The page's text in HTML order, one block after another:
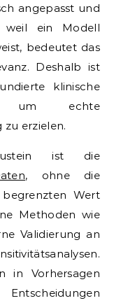
angepasst und
weil ein Modell
bedeutet das
Deshalb ist
klinische
um echte
zu erzielen.
ist die
, ohne die
Wert
Methoden wie
Validierung an
in Vorhersagen